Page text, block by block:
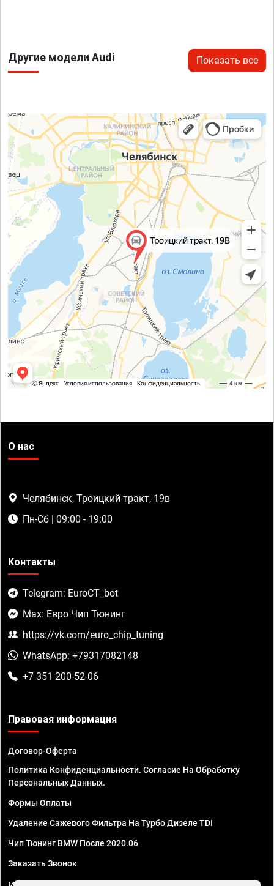
Другие модели Audi Показать все
О нас
Челябинск, Троицкий тракт, 19в
Пн-Сб | 09:00 - 19:00
Контакты
Telegram: EuroCT_bot
Max: Евро Чип Тюнинг
https://vk.com/euro_chip_tuning
WhatsApp: +79317082148
+7 351 200-52-06
Правовая информация
Договор-Оферта
Политика Конфиденциальности. Согласие На Обработку
Персональных Данных.
Формы Оплаты
Удаление Сажевого Фильтра На Турбо Дизеле TDI
Чип Тюнинг BMW После 2020.06
Заказать Звонок